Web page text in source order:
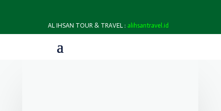
AL IHSAN TOUR & TRAVEL : alihsantravel.id